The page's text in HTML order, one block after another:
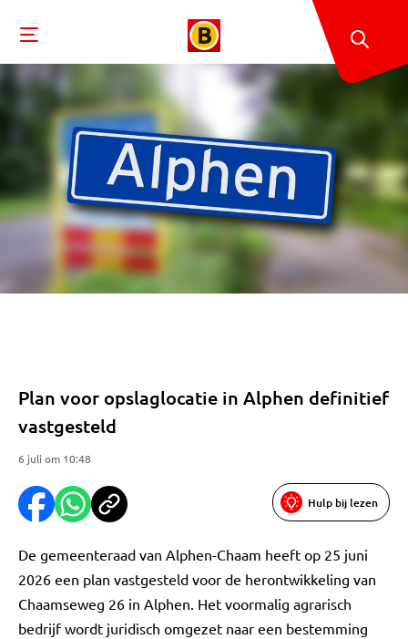
Plan voor opslaglocatie in Alphen definitief
vastgesteld
6 juli om 10:48
Hulp bij lezen
De gemeenteraad van Alphen-Chaam heeft op 25 juni
2026 een plan vastgesteld voor de herontwikkeling van
Chaamseweg 26 in Alphen. Het voormalig agrarisch
bedrijf wordt juridisch omgezet naar een bestemming